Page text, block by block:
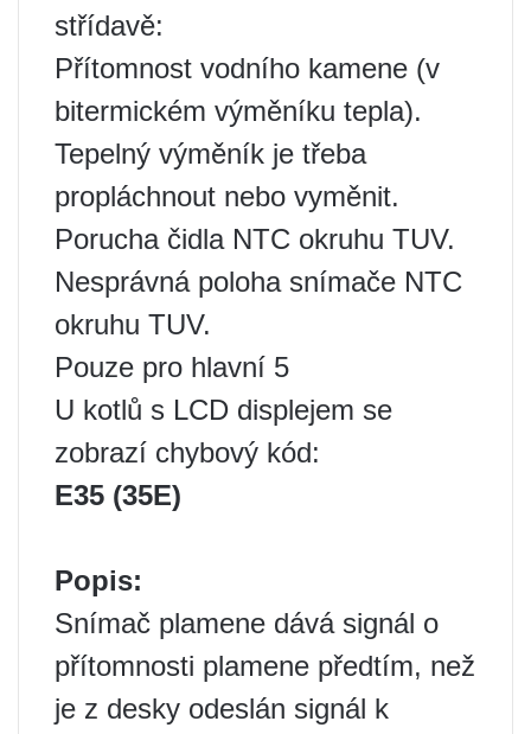
střídavě:
Přítomnost vodního kamene (v
bitermickém výměníku tepla).
Tepelný výměník je třeba
propláchnout nebo vyměnit.
Porucha čidla NTC okruhu TUV.
Nesprávná poloha snímače NTC
okruhu TUV.
Pouze pro hlavní 5
U kotlů s LCD displejem se
zobrazí chybový kód:
E35 (35E)
Popis:
Snímač plamene dává signál o
přítomnosti plamene předtím, než
je z desky odeslán signál k